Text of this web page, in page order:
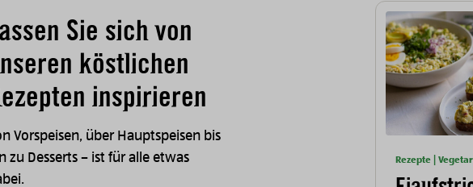
Rezepte |
Sie sich von
köstlichen
inspirieren
Vorspeisen, über Hauptspeisen bis
zu Desserts – ist für alle etwas